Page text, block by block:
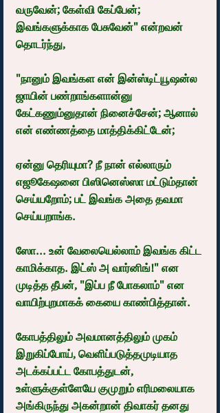
வருவேன்; கேள்வி கேப்பேன்;
இவங்களுக்காக பேசுவேன்" என்றவன்
தொடர்ந்து,
"நானும் இவங்கள என் இன்ஸ்டிட்யூஷன்ல
ஜாயின் பண்றாங்களான்னு
கேட்கணும்னுதான் நினைச்சேன்; ஆனால்
என் எண்ணத்தை மாத்திக்கிட்டேன்;
ஏன்னு தெரியுமா? நீ நான் எல்லாரும்
எஜூகேஷனை பிஸினெஸ்ஸா மட்டும்தான்
செய்யறோம்; பட் இவங்க அதை தவமா
செய்யறாங்க.
ஸோ... உன் வேலையெல்லாம் இவங்க கிட்ட
காமிக்காத. இட்ஸ் அ வார்னிங்!" என
முடித்த தீபன், "இப்ப நீ போகலாம்" என
வாயிற்புறமாகக் கையை காண்பித்தான்.
கோபத்திலும் அவமானத்திலும் முகம்
இறுகிப்போய், வெளிப்படுத்தமுடியாத
அடக்கப்பட்ட கோபத்துடன்,
உள்ளுக்குள்ளேயே குமுறும் எரிமலையாக
அங்கிருந்து அகன்றான் திவாகர் தனது